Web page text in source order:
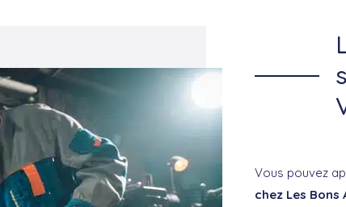
Vous pouvez
chez Les Bons